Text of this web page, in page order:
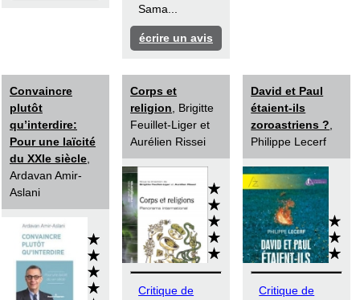
Sama...
écrire un avis
Convaincre
plutôt
qu’interdire:
Pour une laïcité
du XXIe siècle
Ardavan Amir-
Aslani
Corps et
religion , Brigitte
Feuillet-Liger et
Aurélien Rissei
Critique de
David et Paul
étaient-ils
zoroastriens ?
Philippe Lecerf
Critique de